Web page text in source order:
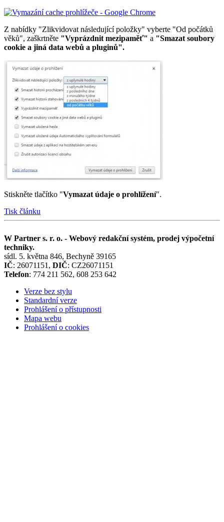
Z nabídky "Zlikvidovat následující položky" vyberte "Od počátků
věků", zaškrtněte "Vyprázdnit mezipaměť" a "Smazat soubory
cookie a jiná data webů a pluginů".
Stiskněte tlačítko "Vymazat údaje o prohlížení".
Tisk článku
W Partner s. r. o. - Webový redakční systém, prodej výpočetní
techniky.
sídl. 5. května 846, Bechyně 39165
IČ: 26071151, DIČ: CZ26071151
Telefon: 774 211 562, 608 253 642
Verze bez stylu
Standardní verze
Prohlášení o přístupnosti
Mapa webu
Prohlášení o cookies